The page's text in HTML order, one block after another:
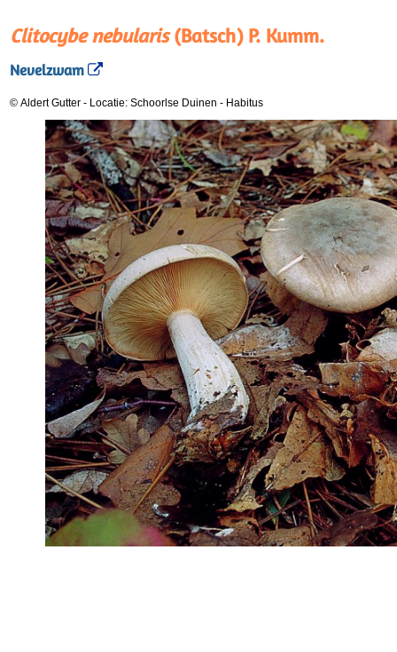
Clitocybe nebularis(Batsch) P. Kumm.
Nevelzwam
© Aldert Gutter - Locatie: Schoorlse Duinen - Habitus